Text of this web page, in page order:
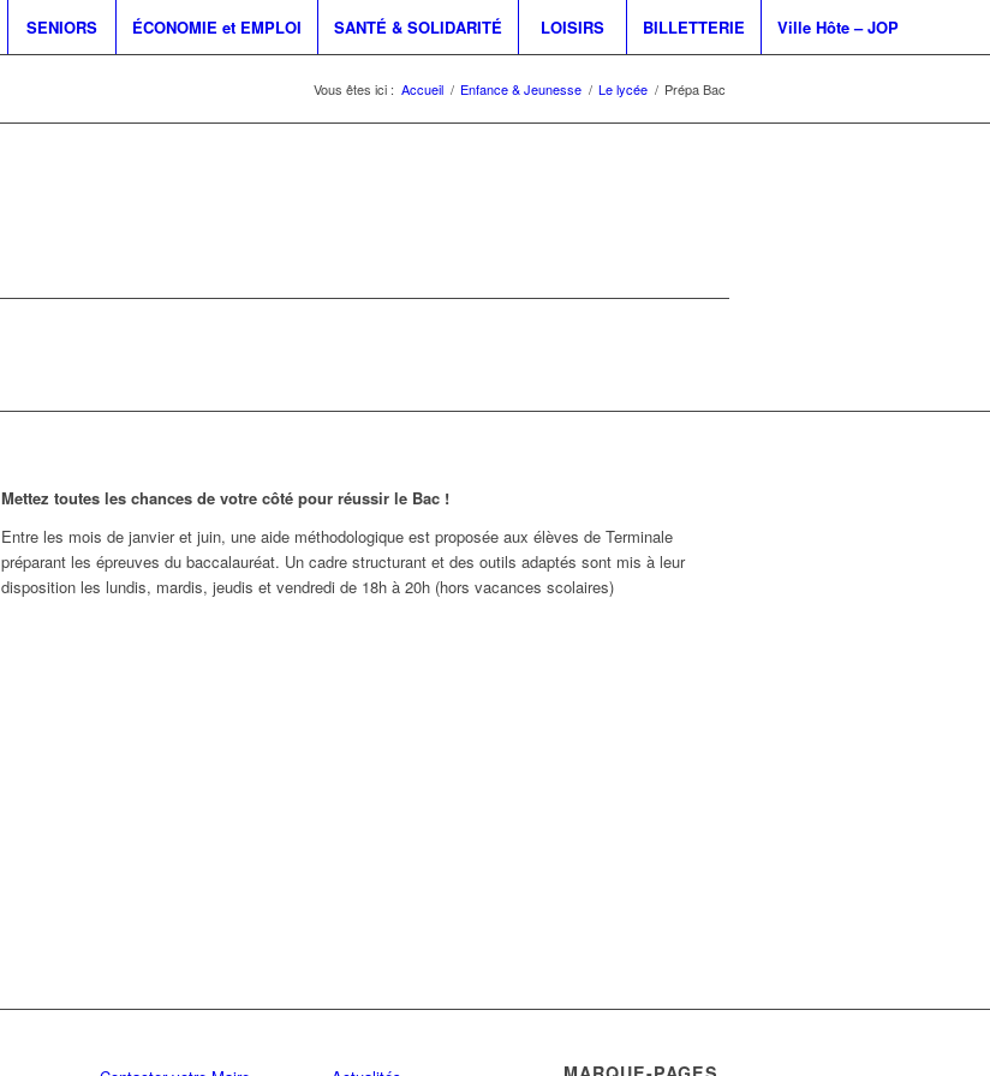
SENIORS ÉCONOMIE et EMPLOI SANTÉ & SOLIDARITÉ LOISIRS BILLETTERIE Ville Hôte – JOP
Vous êtes ici : Accueil / Enfance & Jeunesse / Le lycée / Prépa Bac
Mettez toutes les chances de votre côté pour réussir le Bac !
Entre les mois de janvier et juin, une aide méthodologique est proposée aux élèves de Terminale
préparant les épreuves du baccalauréat. Un cadre structurant et des outils adaptés sont mis à leur
disposition les lundis, mardis, jeudis et vendredi de 18h à 20h (hors vacances scolaires)